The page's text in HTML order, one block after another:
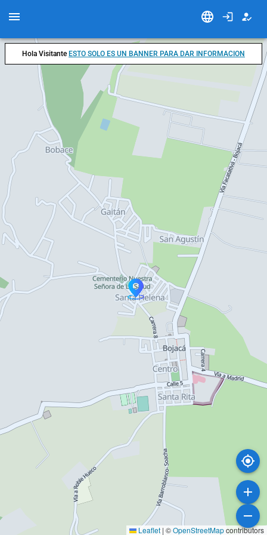
Leaflet | ©OpenStreetMapcontributors
Hola Visitante ESTO SOLO ES UN BANNER PARA DAR INFORMACION